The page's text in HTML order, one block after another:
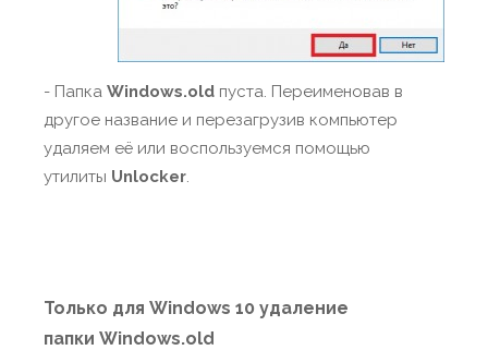
- Папка Windows.old пуста. Переименовав в
другое название и перезагрузив компьютер
удаляем её или воспользуемся помощью
утилиты Unlocker.
Только для Windows 10 удаление
папки Windows.old